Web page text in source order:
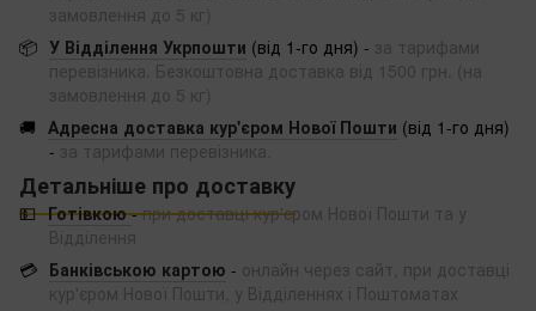
замовлення до 5 кг)
📦 У Відділення Укрпошти (від 1-го дня) - за тарифами
перевізника. Безкоштовна доставка від 1500 грн. (на
замовлення до 5 кг)
🚚 Адресна доставка кур'єром Нової Пошти (від 1-го дня)
- за тарифами перевізника.
Детальніше про доставку
💵 Готівкою -при доставці кур'єром Нової Пошти та у
Відділення
💳 Банківською картою - онлайн через сайт, при доставці
кур'єром Нової Пошти, у Відділеннях і Поштоматах